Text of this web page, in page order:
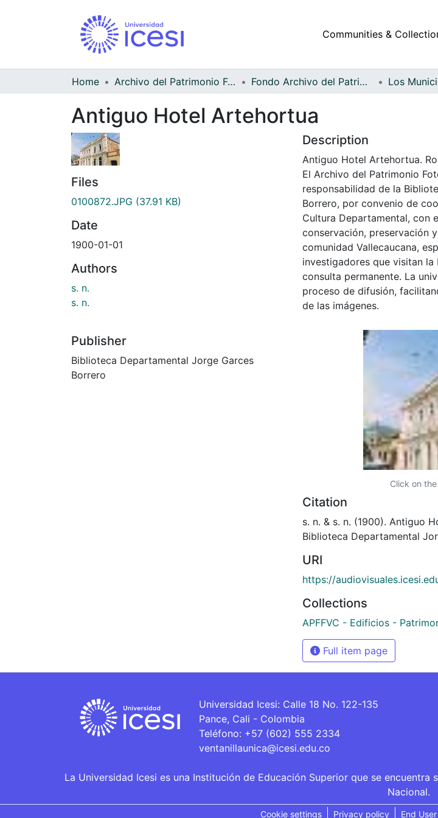
Communities &
Home Archivo del Patrimonio Fotográfico y Fílmico del Valle del Cauca Fondo Archivo del Patrimonio Fotográfico y Fílmico del Valle del Cauca Los
Antiguo Hotel Artehortua
Files
0100872.JPG (37.91 KB)
Date
1900-01-01
Authors
s. n.
s. n.
Publisher
Biblioteca Departamental Jorge Garces
Borrero
Description
Antiguo Hotel Artehortua.
El Archivo del Patrimonio
responsabilidad de la
Borrero, por convenio de
Cultura Departamental, con
conservación, preservación
comunidad Vallecaucana,
investigadores que visitan
consulta permanente. La
proceso de difusión,
de las imágenes.
Click on
Citation
s. n. & s. n. (1900). Antiguo
Biblioteca Departamental
URI
https://
Collections
APFFVC - Edificios -
Full item page
Universidad Icesi: Calle 18 No. 122-135
Pance, Cali - Colombia
Teléfono: +57 (602) 555 2334
ventanillaunica@icesi.edu.co
La Universidad Icesi es una Institución de Educación Superior que se
Nacional.
Cookie settings Privacy policy End